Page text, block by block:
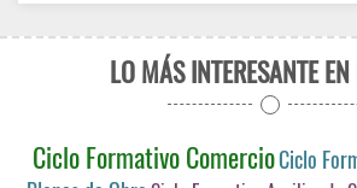
LO MÁS INTERESANTE
Ciclo Formativo ComercioCiclo